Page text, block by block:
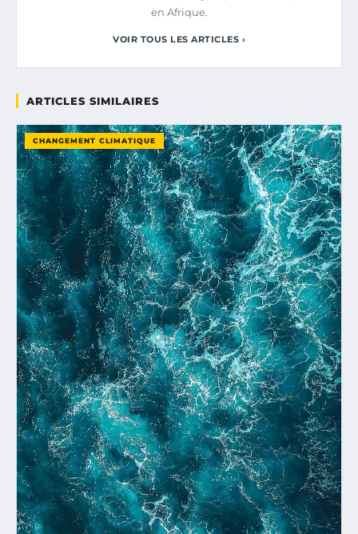
en Afrique.
VOIR TOUS LES ARTICLES ›
ARTICLES SIMILAIRES
CHANGEMENT CLIMATIQUE